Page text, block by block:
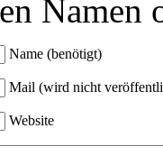
Namen
Name (benötigt)
Mail (wird nicht
Website